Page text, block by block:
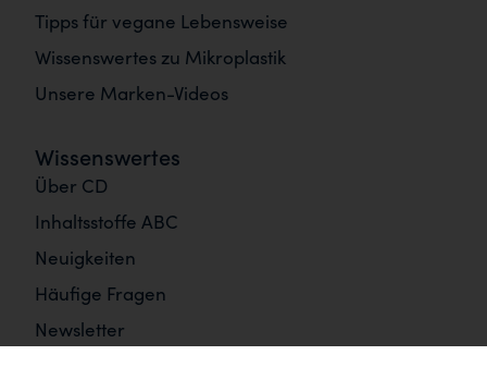
Tipps für vegane Lebensweise
Wissenswertes zu Mikroplastik
Unsere Marken-Videos
Wissenswertes
Über CD
Inhaltsstoffe ABC
Neuigkeiten
Häufige Fragen
Newsletter